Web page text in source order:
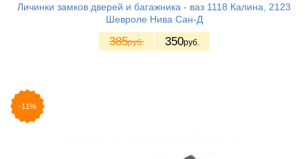
Личинки замков дверей и багажника - ваз 1118 Калина, 2123
Шевроле Нива Сан-Д
385руб. 350руб.
-11%